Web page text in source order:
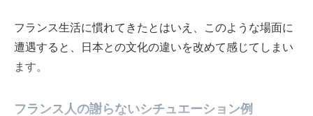
フランス生活に慣れてきたとはいえ、このような場面に
遭遇すると、日本との文化の違いを改めて感じてしまい
ます。
フランス人の謝らないシチュエーション例